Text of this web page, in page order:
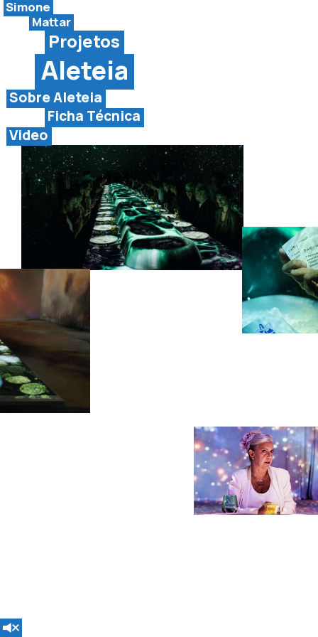
Simone
Mattar
Projetos
Aleteia
Sobre Aleteia
Ficha Técnica
Video